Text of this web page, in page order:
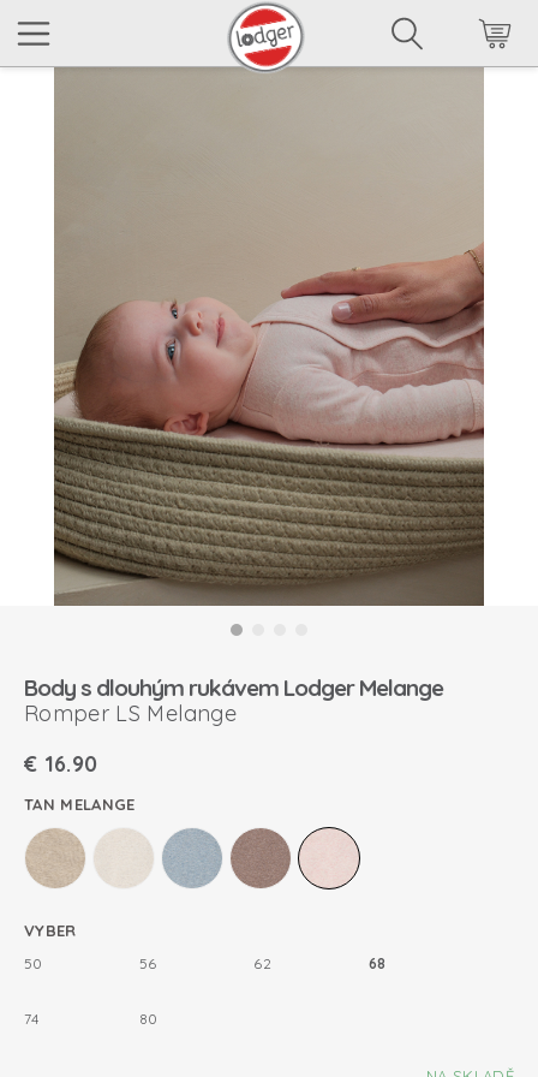
Body s dlouhým rukávem Lodger Melange
Romper LS Melange
€ 16.90
TAN MELANGE
VYBER
50 56 62 68
74 80